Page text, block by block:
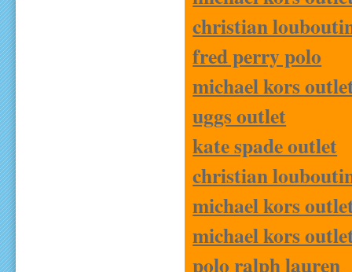
christian
fred perry polo
michael kors
uggs outlet
kate spade outlet
christian
michael kors
michael kors
polo ralph lauren